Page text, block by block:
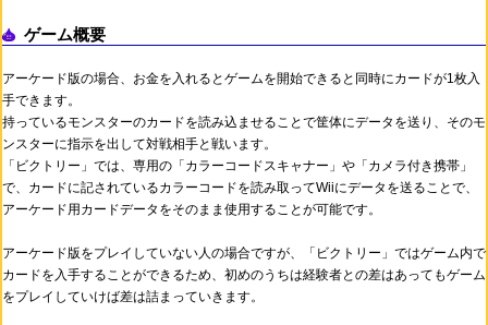
ゲーム概要
アーケード版の場合、お金を入れるとゲームを開始できると同時にカードが1枚入
手できます。
持っているモンスターのカードを読み込ませることで筐体にデータを送り、そのモ
ンスターに指示を出して対戦相手と戦います。
「ビクトリー」では、専用の「カラーコードスキャナー」や「カメラ付き携帯」
で、カードに記されているカラーコードを読み取ってWiiにデータを送ることで、
アーケード用カードデータをそのまま使用することが可能です。
アーケード版をプレイしていない人の場合ですが、「ビクトリー」ではゲーム内で
カードを入手することができるため、初めのうちは経験者との差はあってもゲーム
をプレイしていけば差は詰まっていきます。